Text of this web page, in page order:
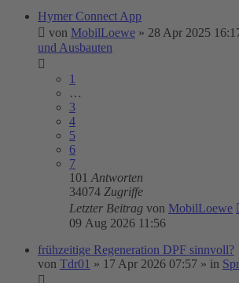
Hymer Connect App
von MobilLoewe » 28 Apr 2025
und Ausbauten
1
…
3
4
5
6
7
101 Antworten
34074 Zugriffe
Letzter Beitrag von MobilLoewe
09 Aug 2026 11:56
frühzeitige Regeneration DPF sinnvoll?
von Tdr01 » 17 Apr 2026 07:57 » in